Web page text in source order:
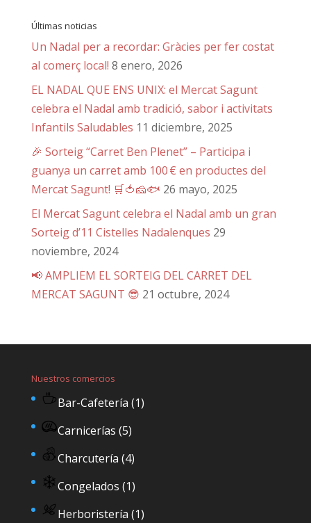
Últimas noticias
Un Nadal per a recordar: Gràcies per fer costat
al comerç local! 8 enero, 2026
EL NADAL QUE ENS UNIX: el Mercat Sagunt
celebra el Nadal amb tradició, sabor i activitats
Infantils Saludables 11 diciembre, 2025
🎉 Sorteig “Carret Ben Plenet” – Participa i
guanya un carret amb 100 € en productes del
Mercat Sagunt! 🛒🍅🧀🐟 26 mayo, 2025
El Mercat Sagunt celebra el Nadal amb un gran
Sorteig d’11 Cistelles Nadalenques 29
noviembre, 2024
📢 AMPLIEM EL SORTEIG DEL CARRET DEL
MERCAT SAGUNT 😎 21 octubre, 2024
Nuestros comercios
Bar-Cafetería (1)
Carnicerías (5)
Charcutería (4)
Congelados (1)
Herboristería (1)